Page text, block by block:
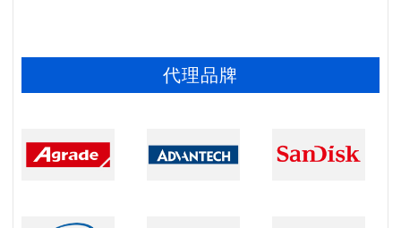
720g/1.59lb
代理品牌